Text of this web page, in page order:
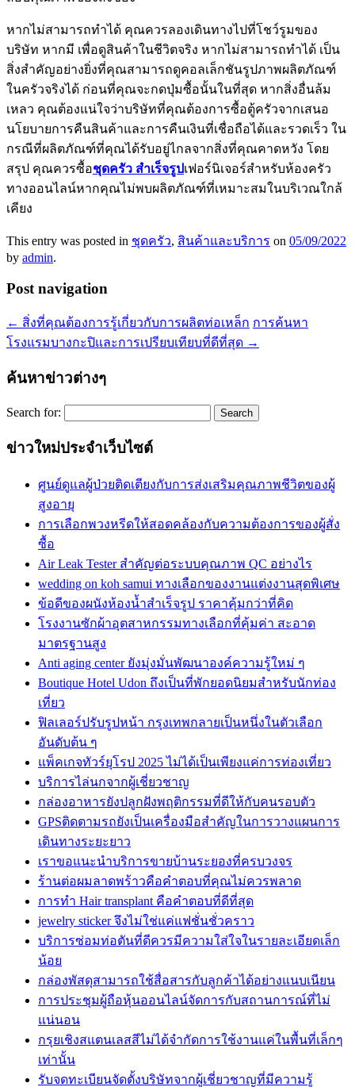
หากไม่สามารถทำได้ คุณควรลองเดินทางไปที่โชว์รูมของ
บริษัท หากมี เพื่อดูสินค้าในชีวิตจริง หากไม่สามารถทำได้ เป็น
สิ่งสำคัญอย่างยิ่งที่คุณสามารถดูคอลเล็กชันรูปภาพผลิตภัณฑ์
ในครัวจริงได้ ก่อนที่คุณจะกดปุ่มซื้อนั้นในที่สุด หากสิ่งอื่นล้ม
เหลว คุณต้องแน่ใจว่าบริษัทที่คุณต้องการซื้อตู้ครัวจากเสนอ
นโยบายการคืนสินค้าและการคืนเงินที่เชื่อถือได้และรวดเร็ว ใน
กรณีที่ผลิตภัณฑ์ที่คุณได้รับอยู่ไกลจากสิ่งที่คุณคาดหวัง โดย
สรุป คุณควรซื้อชุดครัว สำเร็จรูปเฟอร์นิเจอร์สำหรับห้องครัว
ทางออนไลน์หากคุณไม่พบผลิตภัณฑ์ที่เหมาะสมในบริเวณใกล้
เคียง
This entry was posted in ชุดครัว, สินค้าและบริการ on 05/09/2022
by admin.
Post navigation
← สิ่งที่คุณต้องการรู้เกี่ยวกับการผลิตท่อเหล็ก การค้นหา
โรงแรมบางกะปิและการเปรียบเทียบที่ดีที่สุด →
ค้นหาข่าวต่างๆ
Search for:
ข่าวใหม่ประจำเว็บไซต์
ศูนย์ดูแลผู้ป่วยติดเตียงกับการส่งเสริมคุณภาพชีวิตของผู้
สูงอายุ
การเลือกพวงหรีดให้สอดคล้องกับความต้องการของผู้สั่ง
ซื้อ
Air Leak Tester สำคัญต่อระบบคุณภาพ QC อย่างไร
wedding on koh samui ทางเลือกของงานแต่งงานสุดพิเศษ
ข้อดีของผนังห้องน้ำสำเร็จรูป ราคาคุ้มกว่าที่คิด
โรงงานซักผ้าอุตสาหกรรมทางเลือกที่คุ้มค่า สะอาด
มาตรฐานสูง
Anti aging center ยังมุ่งมั่นพัฒนาองค์ความรู้ใหม่ ๆ
Boutique Hotel Udon ถึงเป็นที่พักยอดนิยมสำหรับนักท่อง
เที่ยว
ฟิลเลอร์ปรับรูปหน้า กรุงเทพกลายเป็นหนึ่งในตัวเลือก
อันดับต้น ๆ
แพ็คเกจทัวร์ยุโรป 2025 ไม่ได้เป็นเพียงแค่การท่องเที่ยว
บริการไล่นกจากผู้เชี่ยวชาญ
กล่องอาหารยังปลูกฝังพฤติกรรมที่ดีให้กับคนรอบตัว
GPSติดตามรถยังเป็นเครื่องมือสำคัญในการวางแผนการ
เดินทางระยะยาว
เราขอแนะนำบริการขายบ้านระยองที่ครบวงจร
ร้านต่อผมลาดพร้าวคือคำตอบที่คุณไม่ควรพลาด
การทำ Hair transplant คือคำตอบที่ดีที่สุด
jewelry sticker จึงไม่ใช่แค่แฟชั่นชั่วคราว
บริการซ่อมท่อตันที่ดีควรมีความใส่ใจในรายละเอียดเล็ก
น้อย
กล่องพัสดุสามารถใช้สื่อสารกับลูกค้าได้อย่างแนบเนียน
การประชุมผู้ถือหุ้นออนไลน์จัดการกับสถานการณ์ที่ไม่
แน่นอน
กรุยเชิงสแตนเลสสีไม่ได้จำกัดการใช้งานแค่ในพื้นที่เล็กๆ
เท่านั้น
รับจดทะเบียนจัดตั้งบริษัทจากผู้เชี่ยวชาญที่มีความรู้